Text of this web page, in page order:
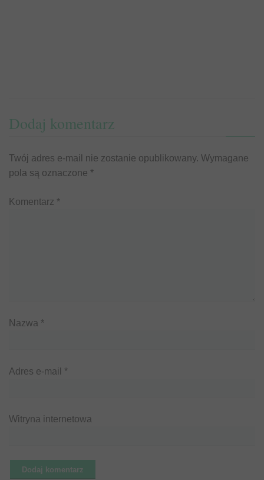
Dodaj komentarz
Twój adres e-mail nie zostanie opublikowany. Wymagane
pola są oznaczone *
Komentarz *
Nazwa *
Adres e-mail *
Witryna internetowa